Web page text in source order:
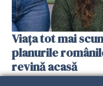
Viața tot mai
planurile
revină acasă
08 FEBRUARIE 2026